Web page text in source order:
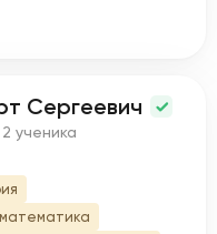
Сергеевич
ученика